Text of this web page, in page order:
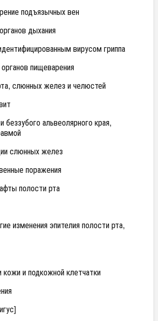
подъязычных вен
дыхания
вирусом гриппа
пищеварения
слюнных желез и челюстей
альвеолярного края,
слюнных желез
поражения
полости рта
изменения эпителия полости рта,
и подкожной клетчатки